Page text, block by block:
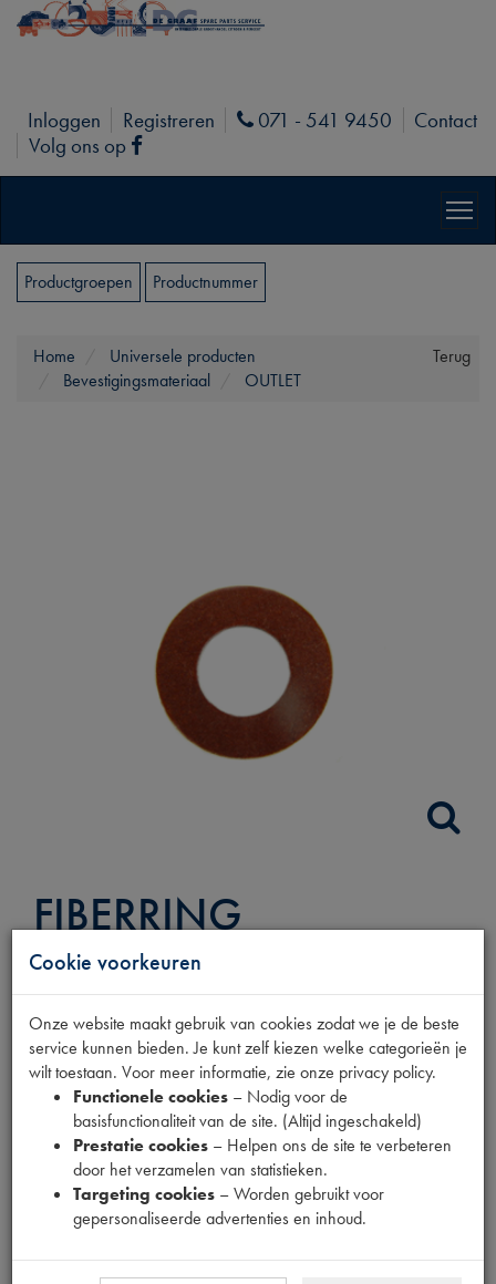
Inloggen Registreren Phone
071 - 541 9450
Contact
Volg ons op
Facebook
Productgroepen Productnummer
Terug
Home
Universele producten
Bevestigingsmateriaal
OUTLET
FIBERRING
KLEPDEKSEL
Fabrikant
OUTLET
Productnummer
6020091
Normale prijs
47 ( €2,04excl. btw )
Uw prijs
1,48
Cookie voorkeuren
Onze website maakt gebruik van cookies zodat we je de beste
service kunnen bieden. Je kunt zelf kiezen welke categorieën je
wilt toestaan. Voor meer informatie, zie onze privacy policy.
Functionele cookies – Nodig voor de
basisfunctionaliteit van de site. (Altijd ingeschakeld)
Prestatie cookies – Helpen ons de site te verbeteren
door het verzamelen van statistieken.
Targeting cookies – Worden gebruikt voor
gepersonaliseerde advertenties en inhoud.